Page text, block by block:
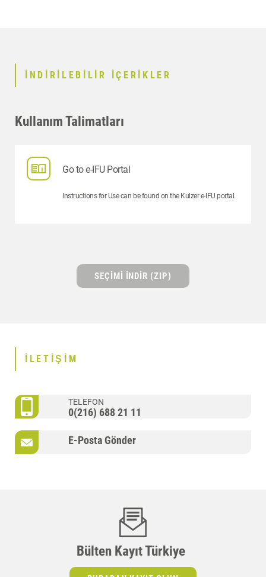
İNDIRILEBILIR IÇERIKLER
Kullanım Talimatları
Go to e-IFU Portal
Instructions for Use can be found on the Kulzer e-IFU portal.
SEÇIMI INDIR (ZIP)
İLETIŞIM
TELEFON
0(216) 688 21 11
E-Posta Gönder
Bülten Kayıt Türkiye